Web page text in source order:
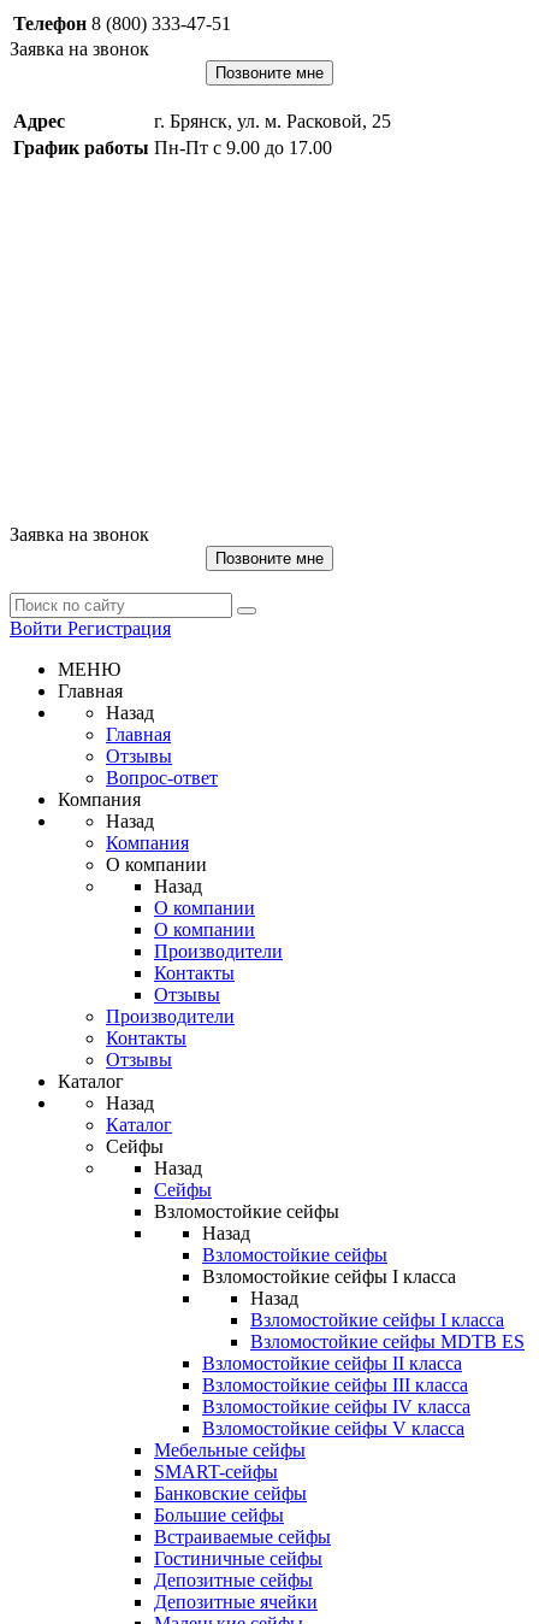
Телефон 8 (800) 333-47-51
Заявка на звонок
Позвоните мне
Адрес
г. Брянск, ул. м. Расковой, 25
График работы Пн-Пт с 9.00 до 17.00
Заявка на звонок
Позвоните мне
Войти Регистрация
МЕНЮ
Главная
Назад
Главная
Отзывы
Вопрос-ответ
Компания
Назад
Компания
О компании
Назад
О компании
О компании
Производители
Контакты
Отзывы
Производители
Контакты
Отзывы
Каталог
Назад
Каталог
Сейфы
Назад
Сейфы
Взломостойкие сейфы
Назад
Взломостойкие сейфы
Взломостойкие сейфы I класса
Назад
Взломостойкие сейфы I класса
Взломостойкие сейфы MDTB ES
Взломостойкие сейфы II класса
Взломостойкие сейфы III класса
Взломостойкие сейфы IV класса
Взломостойкие сейфы V класса
Мебельные сейфы
SMART-сейфы
Банковские сейфы
Большие сейфы
Встраиваемые сейфы
Гостиничные сейфы
Депозитные сейфы
Депозитные ячейки